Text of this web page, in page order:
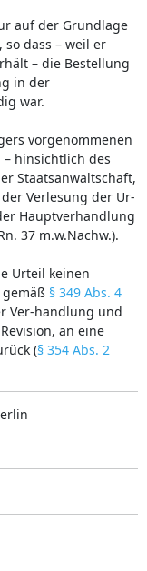
auf der Grundlage
dass – weil er
– die Bestellung
in der
war.
vorgenommenen
hinsichtlich des
Staatsanwaltschaft,
Verlesung der Ur-
Hauptverhandlung
37 m.w.Nachw.).
Urteil keinen
gemäß § 349 Abs. 4
Ver-handlung und
an eine
(§ 354 Abs. 2